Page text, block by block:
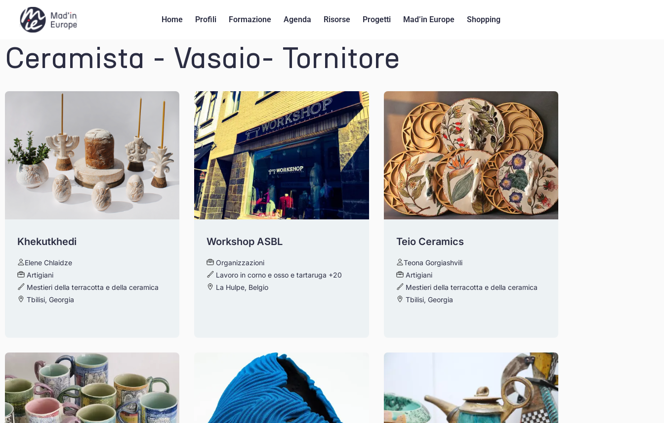
Home Profili Formazione Agenda Risorse Progetti Mad’in Europe Shopping
Ceramista - Vasaio- Tornitore
Khekutkhedi
Elene Chlaidze
Artigiani
Mestieri della terracotta e della ceramica
Tbilisi, Georgia
Workshop ASBL
Organizzazioni
Lavoro in corno e osso e tartaruga +20
La Hulpe, Belgio
Teio Ceramics
Teona Gorgiashvili
Artigiani
Mestieri della terracotta e della ceramica
Tbilisi, Georgia